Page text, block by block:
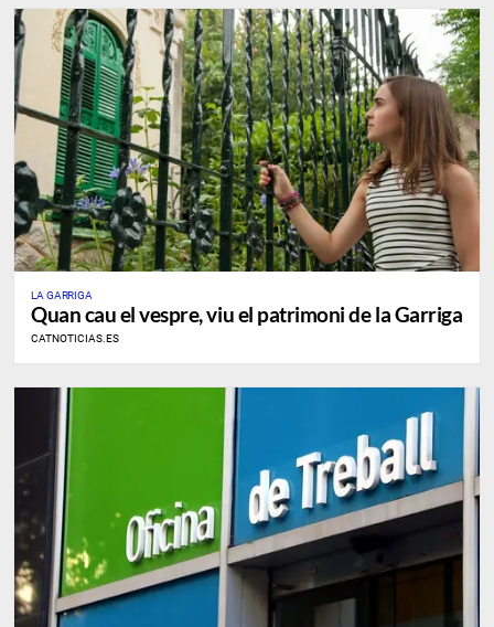
LA GARRIGA
Quan cau el vespre, viu el patrimoni de la Garriga
CATNOTICIAS.ES